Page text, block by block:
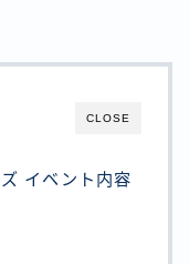
CLOSE
イベント内容